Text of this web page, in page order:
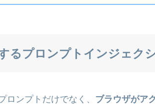
るプロンプトインジェク
ロンプトだけでなく、 ブラウザがア